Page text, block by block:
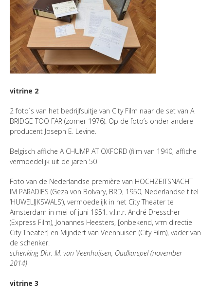
vitrine 2
2 foto´s van het bedrijfsuitje van City Film naar de set van A
BRIDGE TOO FAR (zomer 1976). Op de foto’s onder andere
producent Joseph E. Levine.
Belgisch affiche A CHUMP AT OXFORD (film van 1940, affiche
vermoedelijk uit de jaren 50
Foto van de Nederlandse première van HOCHZEITSNACHT
IM PARADIES (Geza von Bolvary, BRD, 1950, Nederlandse titel
‘HUWELIJKSWALS’), vermoedelijk in het City Theater te
Amsterdam in mei of juni 1951. v.l.n.r. André Dresscher
(Express Film), Johannes Heesters, [onbekend, vrm directie
City Theater] en Mijndert van Veenhuisen (City Film), vader van
de schenker.
schenking Dhr. M. van Veenhuijsen, Oudkarspel (november
2014)
vitrine 3